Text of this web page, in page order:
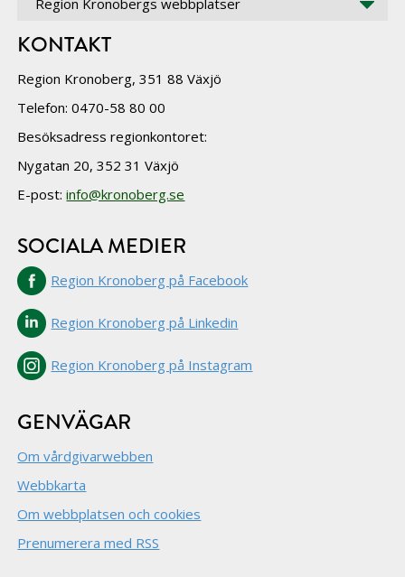
Region Kronobergs webbplatser
KONTAKT
Region Kronoberg, 351 88 Växjö
Telefon: 0470-58 80 00
Besöksadress regionkontoret:
Nygatan 20, 352 31 Växjö
E-post:info@kronoberg.se
SOCIALA MEDIER
Region Kronoberg på Facebook
Region Kronoberg på Linkedin
Region Kronoberg på Instagram
GENVÄGAR
Om vårdgivarwebben
Webbkarta
Om webbplatsen och cookies
Prenumerera med RSS